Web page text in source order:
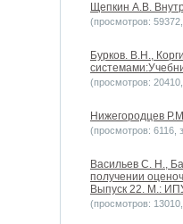
Щепкин А.В.
(просмотров:
Бурков. В.Н.,
(просмотров:
Нижегородцев
(просмотров: 6116,
Васильев С. Н.,
получении
Выпуск 22. М.:
(просмотров: